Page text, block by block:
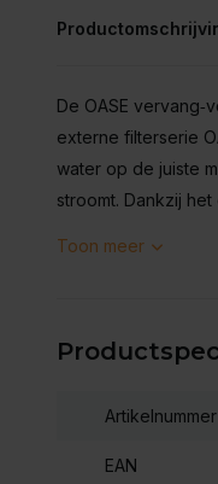
De OASE
externe filterserie
water op de juiste
stroomt. Dankzij
Toon meer
Artikelnummer
EAN